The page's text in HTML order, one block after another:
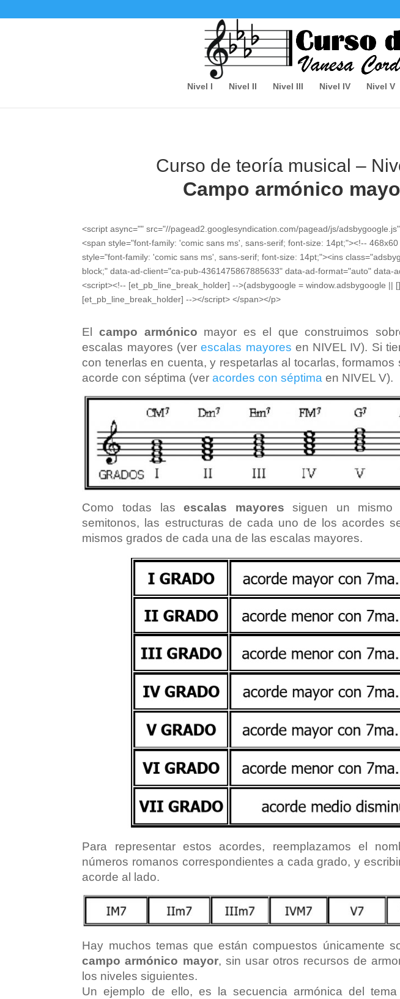
Nivel I Nivel II Nivel III Nivel IV Nivel V
Curso de teoría musical –
Campo armónico
<script async="" src="//pagead2.googlesyndication.com/pagead/js/
<span style="font-family: 'comic sans ms', sans-serif; font-size: 14pt;"><!--
style="font-family: 'comic sans ms', sans-serif; font-size: 14pt;"><ins
block;" data-ad-client="ca-pub-4361475867885633" data-ad-format="auto" data-
<script><!-- [et_pb_line_break_holder] -->(adsbygoogle = window.adsbygoogle ||
[et_pb_line_break_holder] --></script> </span></p>
El campo armónico mayor es el que construimos
escalas mayores (verescalas mayores en NIVEL IV). Si
con tenerlas en cuenta, y respetarlas al tocarlas, formamos
acorde con séptima (veracordes con séptima en NIVEL V).
Como todas lasescalas mayores siguen un
semitonos, las estructuras de cada uno de los acordes
mismos grados de cada una de las escalas mayores.
Para representar estos acordes, reemplazamos el
números romanos correspondientes a cada grado, y
acorde al lado.
Hay muchos temas que están compuestos únicamente
campo armónico mayor, sin usar otros recursos de
los niveles siguientes.
Un ejemplo de ello, es la secuencia armónica del